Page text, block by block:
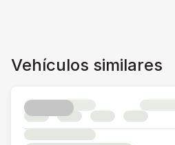
Vehículos similares